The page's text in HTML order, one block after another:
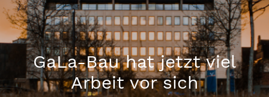
GaLa-Bau hat jetzt viel
Arbeit vor sich